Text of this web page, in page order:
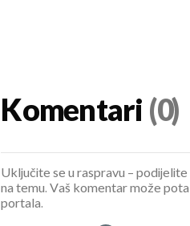
Komentari (0)
Uključite se u raspravu –
na temu. Vaš komentar može
portala.